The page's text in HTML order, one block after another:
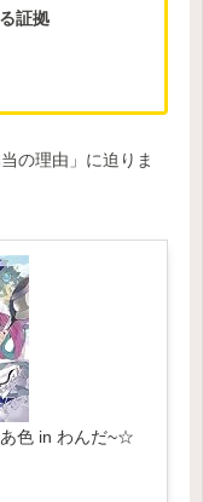
証拠
の理由」に迫りま
色 in わんだ~☆